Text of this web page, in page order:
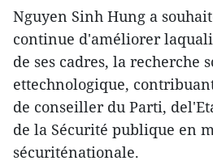
Nguyen Sinh Hung a
continue d'améliorer
de ses cadres, la recherche
ettechnologique,
de conseiller du Parti,
de la Sécurité publique en
sécuriténationale.